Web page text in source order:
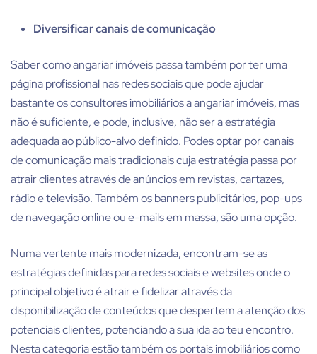
Diversificar canais de comunicação
Saber como angariar imóveis passa também por ter uma
página profissional nas redes sociais que pode ajudar
bastante os consultores imobiliários aangariar imóveis, mas
não é suficiente, e pode, inclusive, não ser a estratégia
adequada ao público-alvo definido. Podes optar por canais
de comunicação mais tradicionais cuja estratégia passa por
atrair clientes através de anúncios em revistas, cartazes,
rádio e televisão. Também os banners publicitários, pop-ups
de navegação online ou e-mails em massa, são uma opção.
Numa vertente mais modernizada, encontram-se as
estratégias definidas para redes sociais e websites onde o
principal objetivo é atrair e fidelizar através da
disponibilização de conteúdos que despertem a atenção dos
potenciais clientes, potenciando a sua ida ao teu encontro.
Nesta categoria estão também os portais imobiliários como